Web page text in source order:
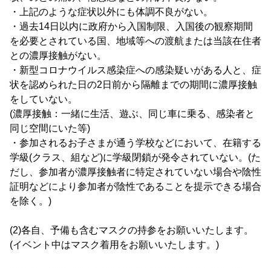
・上記のような症状以外にも体調不良がない。
・過去14日以内に政府から入国制限、入国後の観察期間
を必要とされている国、地域等への渡航または当該在住者
との濃厚接触がない。
・新型コロナウイルス感染症への感染疑いがある人と、症
状を認められた日の2日前から隔離までの期間に濃厚接触
をしていない。
(濃厚接触：一緒に生活、遊ぶ、同じ車に乗る、感染者と
同じ空間にいた等)
・参加されるお子さまが通う学校などにおいて、在籍する
学級(クラス、組など)に学級閉鎖が発令されていない。(た
だし、参加者が濃厚接触者に特定されていない場合や陰性
証明などにより参加者が陰性であることを提示できる場合
を除く。)
(2)各自、予備も含むマスクの持参をお願いいたします。
(イベント中はマスク着用をお願いいたします。)